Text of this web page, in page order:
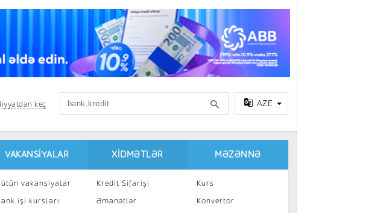
keç AZE
VAKANSIYALAR
vakansiyalar
işi kursları
XIDMƏTLƏR
Kredit Sifarişi
Əmanətlər
MƏZƏNNƏ
Kurs
Konvertor